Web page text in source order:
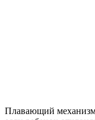
Плавающий механизм